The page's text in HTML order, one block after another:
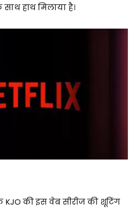
हाथ मिलाया है।
KJO की इस वेब सीरीज की शूटिंग